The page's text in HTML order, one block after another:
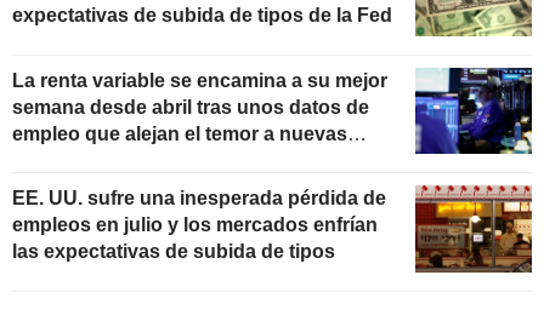
expectativas de subida de tipos de la Fed
La renta variable se encamina a su mejor
semana desde abril tras unos datos de
empleo que alejan el temor a nuevas
EE. UU. sufre una inesperada pérdida de
empleos en julio y los mercados enfrían
las expectativas de subida de tipos